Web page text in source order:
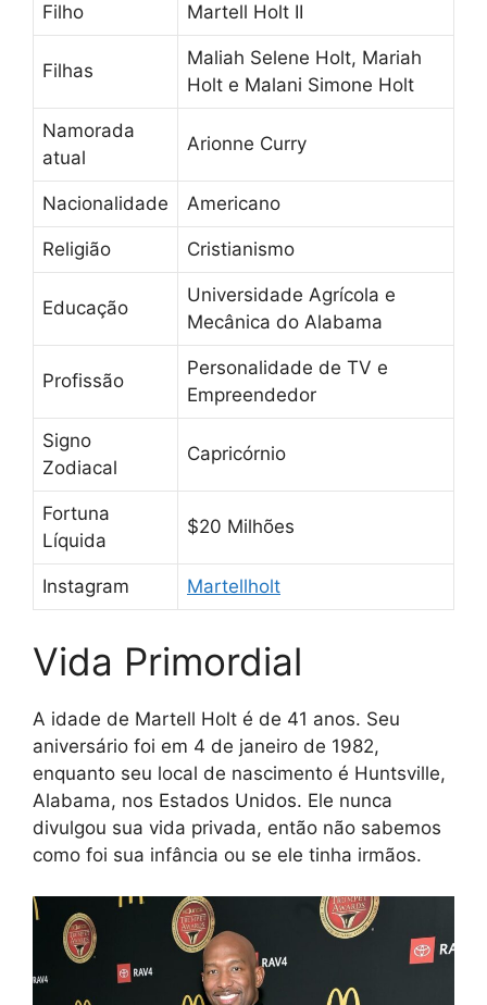
Filho Martell Holt II
Filhas
Maliah Selene Holt, Mariah
Holt e Malani Simone Holt
Namorada
atual
Arionne Curry
Nacionalidade Americano
Religião Cristianismo
Educação
Universidade Agrícola e
Mecânica do Alabama
Profissão
Personalidade de TV e
Empreendedor
Signo
Zodiacal
Capricórnio
Fortuna
Líquida
$20 Milhões
Instagram Martellholt
Vida Primordial
A idade de Martell Holt é de 41 anos. Seu
aniversário foi em 4 de janeiro de 1982,
enquanto seu local de nascimento é Huntsville,
Alabama, nos Estados Unidos. Ele nunca
divulgou sua vida privada, então não sabemos
como foi sua infância ou se ele tinha irmãos.